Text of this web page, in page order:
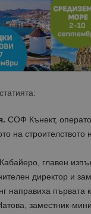
СОФ Кънект,
на
главен
директор и
направиха първата
заместник-